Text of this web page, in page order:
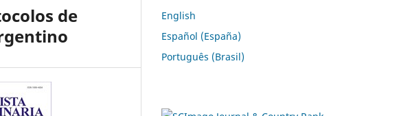
de
English
Español (España)
Português (Brasil)